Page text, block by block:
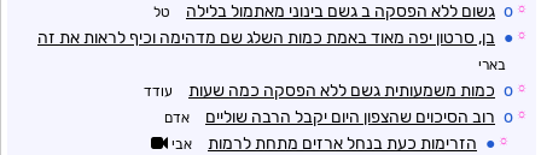
☼
o גשום ללא הפסקה ב גשם בינוני מאתמול בלילה טל
☼
● בן, סרטון יפה מאוד באמת כמות השלג שם מדהימה וכיף לראות את זה
בארי
☼
o כמות משמעותית גשם ללא הפסקה כמה שעות עודד
☼
o רוב הסיכוים שהצפון היום יקבל הרבה שוליים אדם
☼
● הזרימות כעת בנחל ארזים מתחת לרמות אבי